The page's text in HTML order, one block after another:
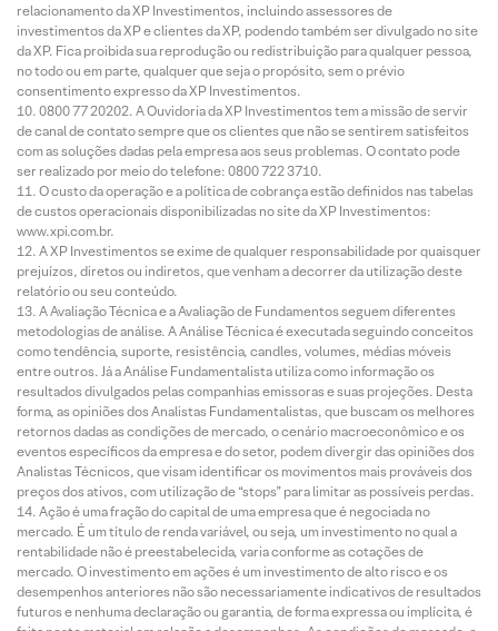
relacionamento da XP Investimentos, incluindo assessores de
investimentos da XP e clientes da XP, podendo também ser divulgado no site
da XP. Fica proibida sua reprodução ou redistribuição para qualquer pessoa,
no todo ou em parte, qualquer que seja o propósito, sem o prévio
consentimento expresso da XP Investimentos.
0800 77 20202. A Ouvidoria da XP Investimentos tem a missão de servir
de canal de contato sempre que os clientes que não se sentirem satisfeitos
com as soluções dadas pela empresa aos seus problemas. O contato pode
ser realizado por meio do telefone: 0800 722 3710.
O custo da operação e a política de cobrança estão definidos nas tabelas
de custos operacionais disponibilizadas no site da XP Investimentos:
www.xpi.com.br.
A XP Investimentos se exime de qualquer responsabilidade por quaisquer
prejuízos, diretos ou indiretos, que venham a decorrer da utilização deste
relatório ou seu conteúdo.
A Avaliação Técnica e a Avaliação de Fundamentos seguem diferentes
metodologias de análise. A Análise Técnica é executada seguindo conceitos
como tendência, suporte, resistência, candles, volumes, médias móveis
entre outros. Já a Análise Fundamentalista utiliza como informação os
resultados divulgados pelas companhias emissoras e suas projeções. Desta
forma, as opiniões dos Analistas Fundamentalistas, que buscam os melhores
retornos dadas as condições de mercado, o cenário macroeconômico e os
eventos específicos da empresa e do setor, podem divergir das opiniões dos
Analistas Técnicos, que visam identificar os movimentos mais prováveis dos
preços dos ativos, com utilização de “stops” para limitar as possíveis perdas.
Ação é uma fração do capital de uma empresa que é negociada no
mercado. É um título de renda variável, ou seja, um investimento no qual a
rentabilidade não é preestabelecida, varia conforme as cotações de
mercado. O investimento em ações é um investimento de alto risco e os
desempenhos anteriores não são necessariamente indicativos de resultados
futuros e nenhuma declaração ou garantia, de forma expressa ou implícita, é